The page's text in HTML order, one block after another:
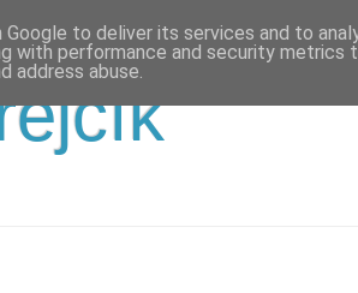
to deliver its services and to
with performance and security metrics
address abuse.